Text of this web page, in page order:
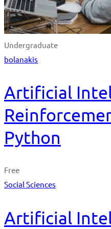
Undergraduate
bolanakis
Artificial
Python
Free
Social Sciences
Artificial